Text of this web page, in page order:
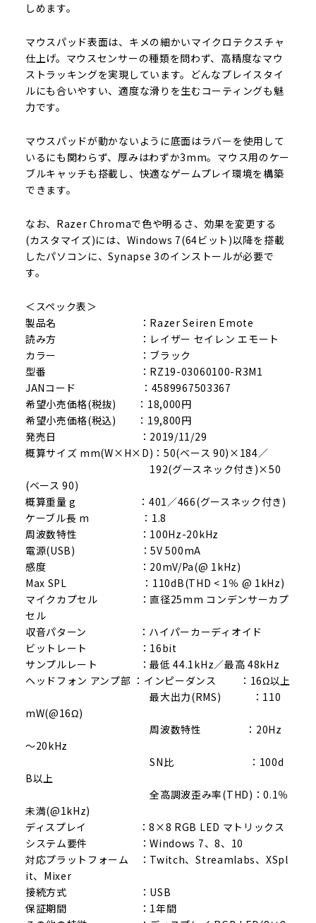
しめます。
マウスパッド表面は、キメの細かいマイクロテクスチャ
仕上げ。マウスセンサーの種類を問わず、高精度なマウ
ストラッキングを実現しています。どんなプレイスタイ
ルにも合いやすい、適度な滑りを生むコーティングも魅
力です。
マウスパッドが動かないように底面はラバーを使用して
いるにも関わらず、厚みはわずか3mm。マウス用のケー
ブルキャッチも搭載し、快適なゲームプレイ環境を構築
できます。
なお、Razer Chromaで色や明るさ、効果を変更する
(カスタマイズ)には、Windows 7(64ビット)以降を搭載
したパソコンに、Synapse 3のインストールが必要で
す。
＜スペック表＞
製品名 ：Razer Seiren Emote
読み方 ：レイザー セイレン エモート
カラー ：ブラック
型番 ：RZ19-03060100-R3M1
JANコード ：4589967503367
希望小売価格(税抜) ：18,000円
希望小売価格(税込) ：19,800円
発売日 ：2019/11/29
概算サイズ mm(W×H×D)：50(ベース 90)×184／
192(グースネック付き)×50
(ベース 90)
概算重量 g ：401／466(グースネック付き)
ケーブル長 m ：1.8
周波数特性 ：100Hz-20kHz
電源(USB) ：5V 500mA
感度 ：20mV/Pa(@ 1kHz)
Max SPL ：110dB(THD < 1％ @ 1kHz)
マイクカプセル ：直径25mm コンデンサーカプ
セル
収音パターン ：ハイパーカーディオイド
ビットレート ：16bit
サンプルレート ：最低 44.1kHz／最高 48kHz
ヘッドフォン アンプ部 ：インピーダンス ：16Ω以上
最大出力(RMS) ：110
mW(@16Ω)
周波数特性 ：20Hz
～20kHz
SN比 ：100d
B以上
全高調波歪み率(THD)：0.1％
未満(@1kHz)
ディスプレイ ：8×8 RGB LED マトリックス
システム要件 ：Windows 7、8、10
対応プラットフォーム ：Twitch、Streamlabs、XSpl
it、Mixer
接続方式 ：USB
保証期間 ：1年間